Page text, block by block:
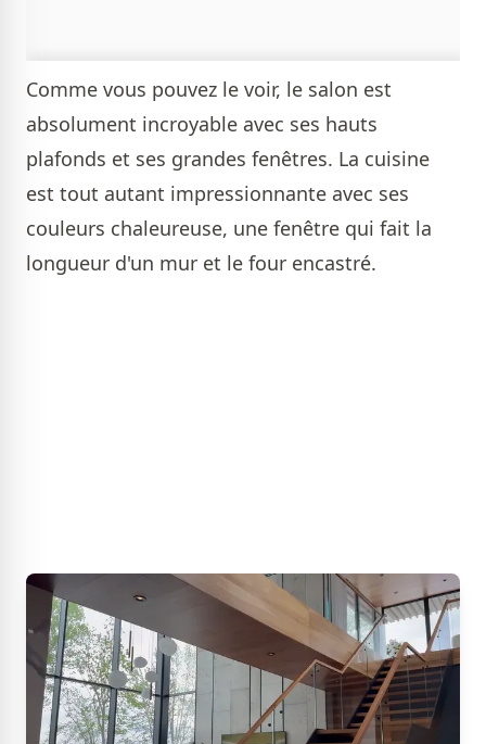
Comme vous pouvez le voir, le salon est
absolument incroyable avec ses hauts
plafonds et ses grandes fenêtres. La cuisine
est tout autant impressionnante avec ses
couleurs chaleureuse, une fenêtre qui fait la
longueur d'un mur et le four encastré.